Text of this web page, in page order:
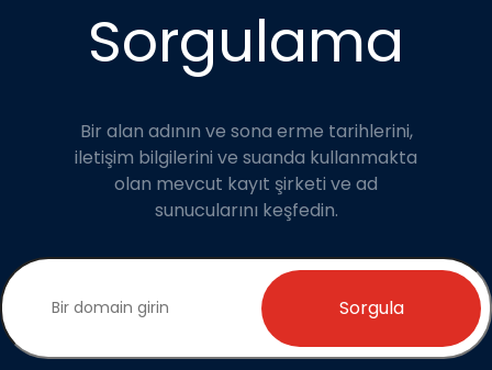
Sorgulama
Bir alan adının ve sona erme tarihlerini,
iletişim bilgilerini ve suanda kullanmakta
olan mevcut kayıt şirketi ve ad
sunucularını keşfedin.
Sorgula